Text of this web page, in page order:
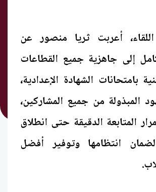
أعربت ثريا منصور عن
إلى جاهزية جميع القطاعات
بامتحانات الشهادة الإعدادية،
المبذولة من جميع المشاركين،
المتابعة الدقيقة حتى انطلاق
لضمان انتظامها وتوفير أفضل